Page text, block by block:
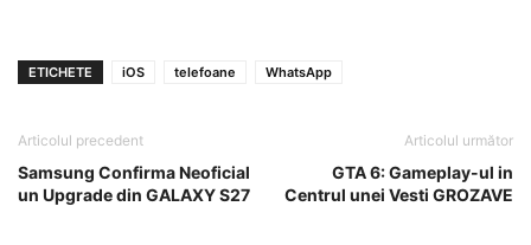
ETICHETE iOS telefoane WhatsApp
Articolul precedent
Samsung Confirma Neoficial
un Upgrade din GALAXY S27
Articolul următor
GTA 6: Gameplay-ul in
Centrul unei Vesti GROZAVE